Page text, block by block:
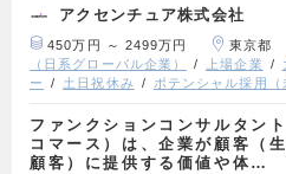
アクセンチュア株式会社
450万円 ～ 2499万円 東京都
（日系グローバル企業）
上場企業
ー
土日祝休み ポテンシャル採用（
ファンクションコンサルタン
コマース）は、企業が顧客（
顧客）に提供する価値や体…